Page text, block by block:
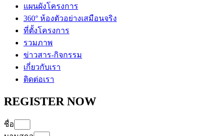
แผนผังโครงการ
360° ห้องตัวอย่างเสมือนจริง
ที่ตั้งโครงการ
รวมภาพ
ข่าวสาร-กิจกรรม
เกี่ยวกับเรา
ติดต่อเรา
REGISTER NOW
ชื่อ